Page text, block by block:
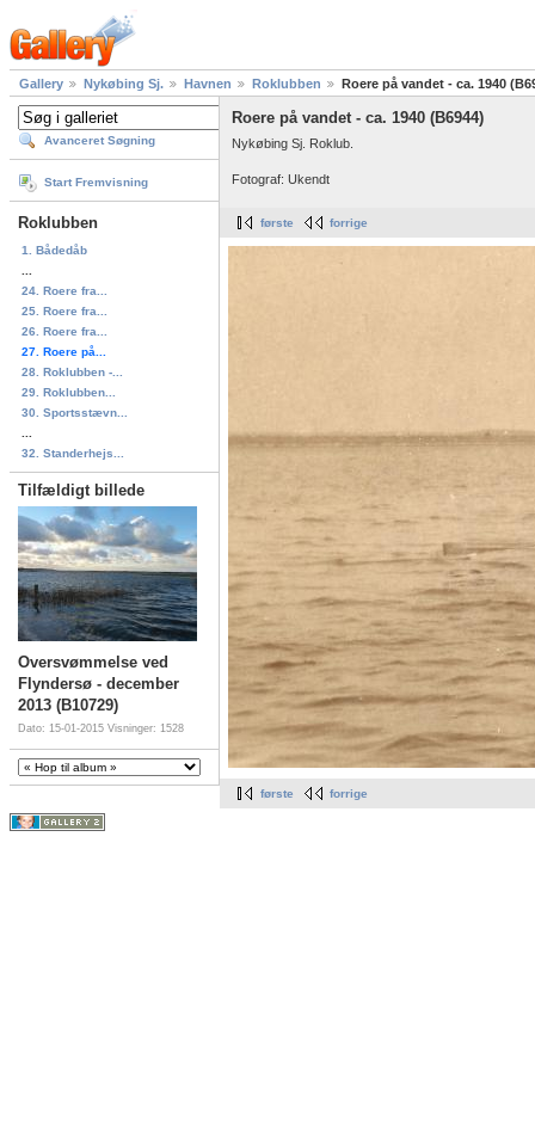
Gallery Nykøbing Sj. Havnen Roklubben Roere på vandet - ca. 1940
Avanceret Søgning
Start Fremvisning
Roklubben
1. Bådedåb
24. Roere fra...
25. Roere fra...
26. Roere fra...
27. Roere på...
28. Roklubben -...
29. Roklubben...
30. Sportsstævn...
32. Standerhejs...
Tilfældigt billede
Oversvømmelse ved
Flyndersø - december
2013 (B10729)
Dato: 15-01-2015 Visninger: 1528
Roere på vandet - ca. 1940 (B6944)
Nykøbing Sj. Roklub.
Fotograf: Ukendt
første forrige
første forrige